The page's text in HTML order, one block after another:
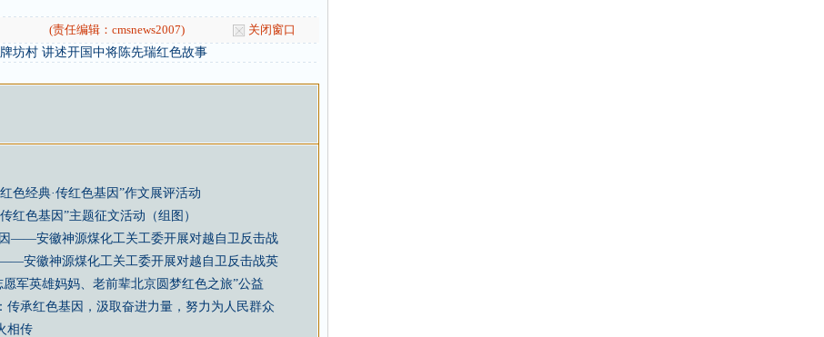
(责任编辑：cmsnews2007)
关闭窗口
坊村 讲述开国中将陈先瑞红色故事
色经典·传红色基因”作文展评活动
红色基因”主题征文活动（组图）
——安徽神源煤化工关工委开展对越自卫反击战
安徽神源煤化工关工委开展对越自卫反击战英
军英雄妈妈、老前辈北京圆梦红色之旅”公益
承红色基因，汲取奋进力量，努力为人民群众
相传